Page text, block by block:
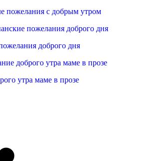
пожелания с добрым утром
доброго дня
утра маме в прозе